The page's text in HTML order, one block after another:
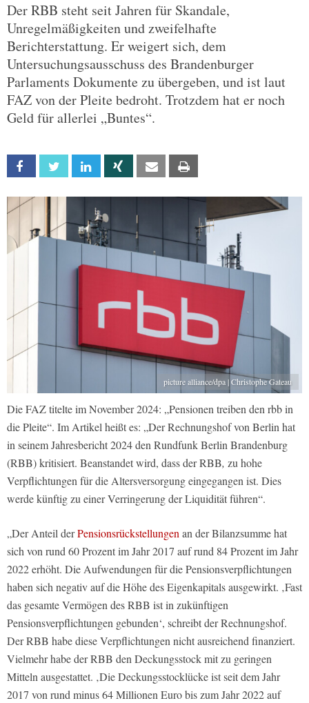
Der RBB steht seit Jahren für Skandale,
Unregelmäßigkeiten und zweifelhafte
Berichterstattung. Er weigert sich, dem
Untersuchungsausschuss des Brandenburger
Parlaments Dokumente zu übergeben, und ist laut
FAZ von der Pleite bedroht. Trotzdem hat er noch
Geld für allerlei „Buntes“.
Facebook Twitter Linkedin Xing Email
picture alliance/dpa | Christophe Gateau
Die FAZ titelte im November 2024: „Pensionen treiben den rbb in
die Pleite“. Im Artikel heißt es: „Der Rechnungshof von Berlin hat
in seinem Jahresbericht 2024 den Rundfunk Berlin Brandenburg
(RBB) kritisiert. Beanstandet wird, dass der RBB, zu hohe
Verpflichtungen für die Altersversorgung eingegangen ist. Dies
werde künftig zu einer Verringerung der Liquidität führen“.
„Der Anteil derPensionsrückstellungenan der Bilanzsumme hat
sich von rund 60 Prozent im Jahr 2017 auf rund 84 Prozent im Jahr
2022 erhöht. Die Aufwendungen für die Pensionsverpflichtungen
haben sich negativ auf die Höhe des Eigenkapitals ausgewirkt. ‚Fast
das gesamte Vermögen des RBB ist in zukünftigen
Pensionsverpflichtungen gebunden‘, schreibt der Rechnungshof.
Der RBB habe diese Verpflichtungen nicht ausreichend finanziert.
Vielmehr habe der RBB den Deckungsstock mit zu geringen
Mitteln ausgestattet. ‚Die Deckungsstocklücke ist seit dem Jahr
2017 von rund minus 64 Millionen Euro bis zum Jahr 2022 auf